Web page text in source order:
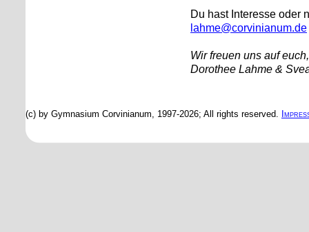
Du hast Interesse oder
lahme@corvinianum.de
Wir freuen uns auf euch,
Dorothee Lahme &
(c) by Gymnasium Corvinianum, 1997-2026; All rights reserved.